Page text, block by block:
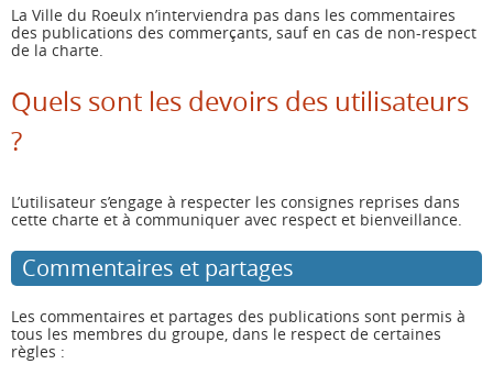
La Ville du Roeulx n’interviendra pas dans les commentaires
des publications des commerçants, sauf en cas de non-respect
de la charte.
Quels sont les devoirs des utilisateurs
?
L’utilisateur s’engage à respecter les consignes reprises dans
cette charte et à communiquer avec respect et bienveillance.
Commentaires et partages
Les commentaires et partages des publications sont permis à
tous les membres du groupe, dans le respect de certaines
règles :